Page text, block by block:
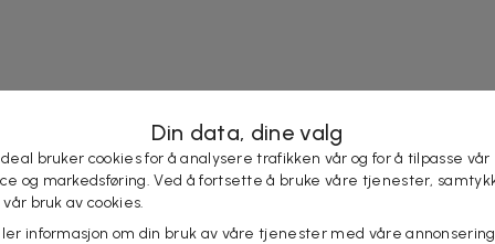
Nyhetsbrevet fylt med fordeler
Din data, dine valg
bruker cookies for å analysere trafikken vår og for å tilpasse vår
og markedsføring. Ved å fortsette å bruke våre tjenester,
bruk av cookies.
informasjon om din bruk av våre tjenester med våre